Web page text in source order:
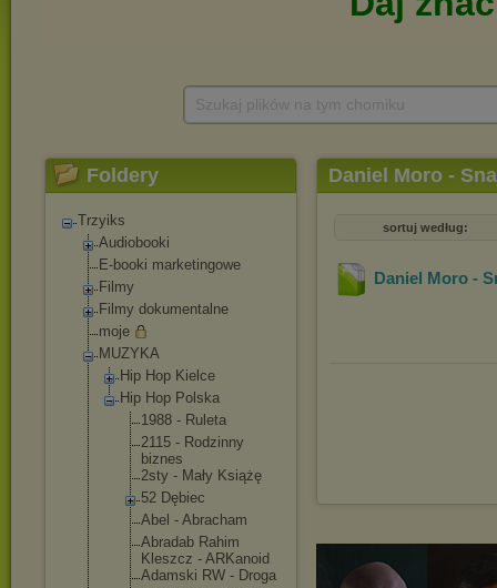
Foldery
Trzyiks
Audiobooki
E-booki marketingowe
Filmy
Filmy dokumentalne
moje
MUZYKA
Hip Hop Kielce
Hip Hop Polska
1988 - Ruleta
2115 - Rodzinny
biznes
2sty - Mały Książę
52 Dębiec
Abel - Abracham
Abradab Rahim
Kleszcz - ARKanoid
Adamski RW - Droga
Daniel Moro -
sortuj według:
Daniel Moro -